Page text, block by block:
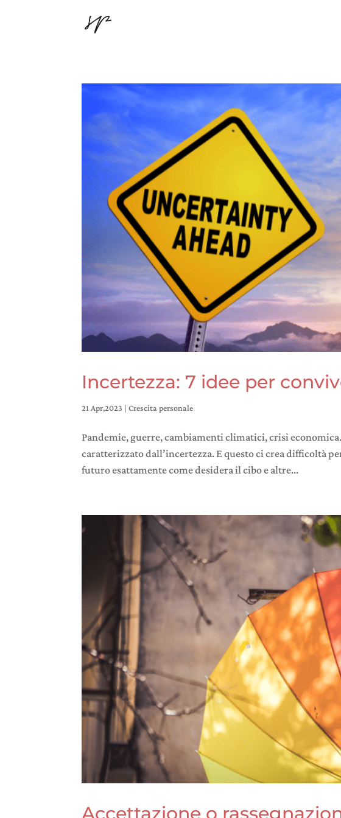
Incertezza: 7 idee per
21 Apr,2023 |Crescita personale
Pandemie, guerre, cambiamenti climatici, crisi
caratterizzato dall’incertezza. E questo ci crea difficoltà
futuro esattamente come desidera il cibo e altre...
Accettazione o